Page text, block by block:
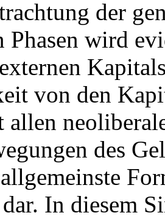
der
Phasen wird
von den
des
In diesem